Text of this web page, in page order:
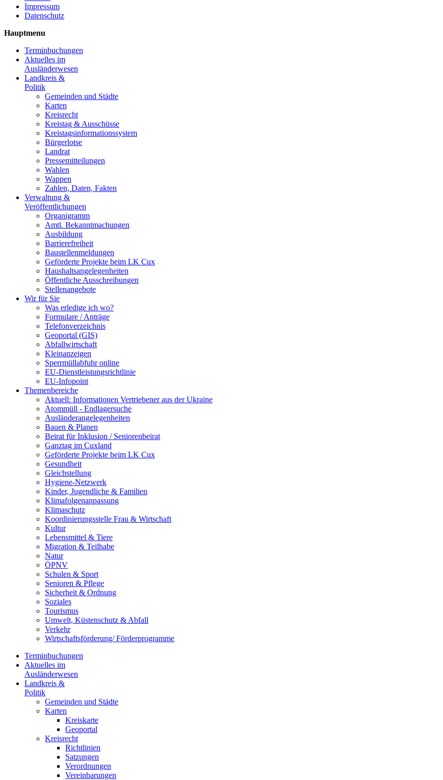
Impressum
Datenschutz
Hauptmenu
Terminbuchungen
Aktuelles im
Ausländerwesen
Landkreis &
Politik
Gemeinden und Städte
Karten
Kreisrecht
Kreistag & Ausschüsse
Kreistagsinformationssystem
Bürgerlotse
Landrat
Pressemitteilungen
Wahlen
Wappen
Zahlen, Daten, Fakten
Verwaltung &
Veröffentlichungen
Organigramm
Amtl. Bekanntmachungen
Ausbildung
Barrierefreiheit
Baustellenmeldungen
Geförderte Projekte beim LK Cux
Haushaltsangelegenheiten
Öffentliche Ausschreibungen
Stellenangebote
Wir für Sie
Was erledige ich wo?
Formulare / Anträge
Telefonverzeichnis
Geoportal (GIS)
Abfallwirtschaft
Kleinanzeigen
Sperrmüllabfuhr online
EU-Dienstleistungsrichtlinie
EU-Infopoint
Themenbereiche
Aktuell: Informationen Vertriebener aus der Ukraine
Atommüll - Endlagersuche
Ausländerangelegenheiten
Bauen & Planen
Beirat für Inklusion / Seniorenbeirat
Ganztag im Cuxland
Geförderte Projekte beim LK Cux
Gesundheit
Gleichstellung
Hygiene-Netzwerk
Kinder, Jugendliche & Familien
Klimafolgenanpassung
Klimaschutz
Koordinierungsstelle Frau & Wirtschaft
Kultur
Lebensmittel & Tiere
Migration & Teilhabe
Natur
ÖPNV
Schulen & Sport
Senioren & Pflege
Sicherheit & Ordnung
Soziales
Tourismus
Umwelt, Küstenschutz & Abfall
Verkehr
Wirtschaftsförderung/ Förderprogramme
Terminbuchungen
Aktuelles im
Ausländerwesen
Landkreis &
Politik
Gemeinden und Städte
Karten
Kreiskarte
Geoportal
Kreisrecht
Richtlinien
Satzungen
Verordnungen
Vereinbarungen